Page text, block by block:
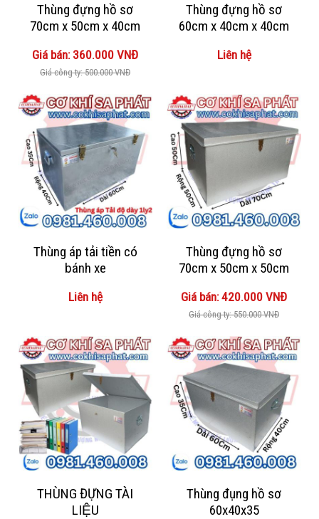
Thùng đựng hồ sơ
70cm x 50cm x 40cm
Giá bán: 360.000 VNĐ
Giá công ty: 500.000 VNĐ
Thùng đựng hồ sơ
60cm x 40cm x 40cm
Liên hệ
Thùng áp tải tiền có
bánh xe
Liên hệ
Thùng đựng hồ sơ
70cm x 50cm x 50cm
Giá bán: 420.000 VNĐ
Giá công ty: 550.000 VNĐ
THÙNG ĐỰNG TÀI
LIỆU
Thùng đụng hồ sơ
60x40x35